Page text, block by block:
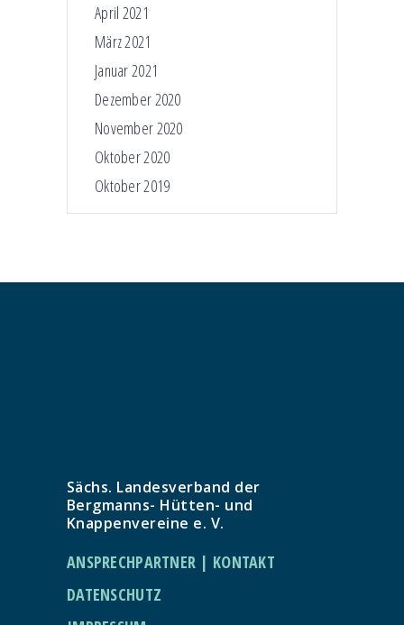
April 2021
März 2021
Januar 2021
Dezember 2020
November 2020
Oktober 2020
Oktober 2019
Sächs. Landesverband der
Bergmanns- Hütten- und
Knappenvereine e. V.
ANSPRECHPARTNER | KONTAKT
DATENSCHUTZ